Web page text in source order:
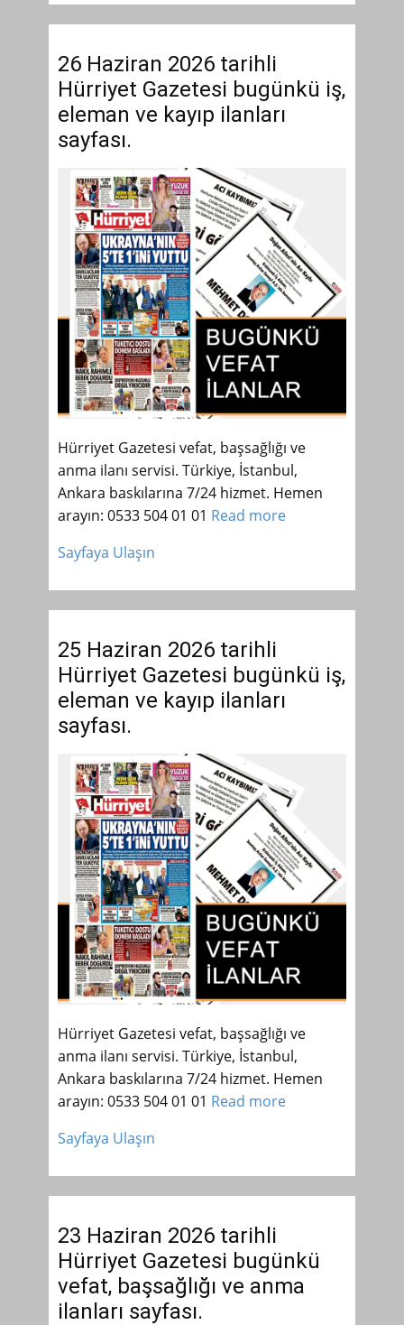
26 Haziran 2026 tarihli
Hürriyet Gazetesi bugünkü iş,
eleman ve kayıp ilanları
sayfası.
Hürriyet Gazetesi vefat, başsağlığı ve
anma ilanı servisi. Türkiye, İstanbul,
Ankara baskılarına 7/24 hizmet. Hemen
arayın: 0533 504 01 01 Read more
Sayfaya Ulaşın
25 Haziran 2026 tarihli
Hürriyet Gazetesi bugünkü iş,
eleman ve kayıp ilanları
sayfası.
Hürriyet Gazetesi vefat, başsağlığı ve
anma ilanı servisi. Türkiye, İstanbul,
Ankara baskılarına 7/24 hizmet. Hemen
arayın: 0533 504 01 01 Read more
Sayfaya Ulaşın
23 Haziran 2026 tarihli
Hürriyet Gazetesi bugünkü
vefat, başsağlığı ve anma
ilanları sayfası.